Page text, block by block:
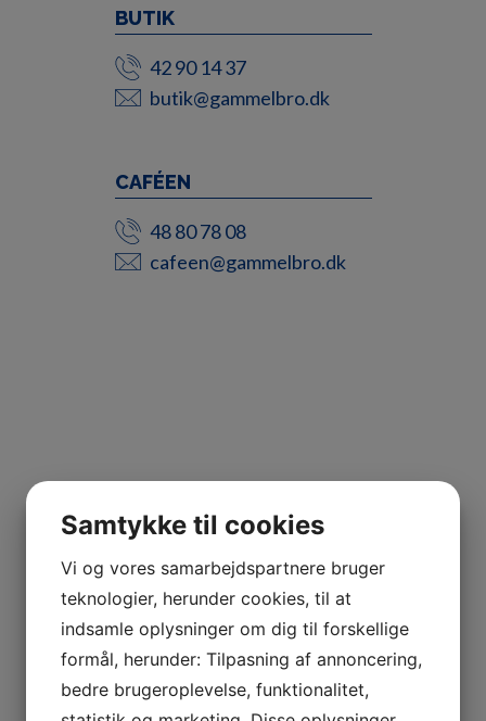
BUTIK
42 90 14 37
butik@gammelbro.dk
CAFÉEN
48 80 78 08
cafeen@gammelbro.dk
Samtykke til cookies
Vi og vores samarbejdspartnere bruger
teknologier, herunder cookies, til at
indsamle oplysninger om dig til forskellige
formål, herunder: Tilpasning af annoncering,
bedre brugeroplevelse, funktionalitet,